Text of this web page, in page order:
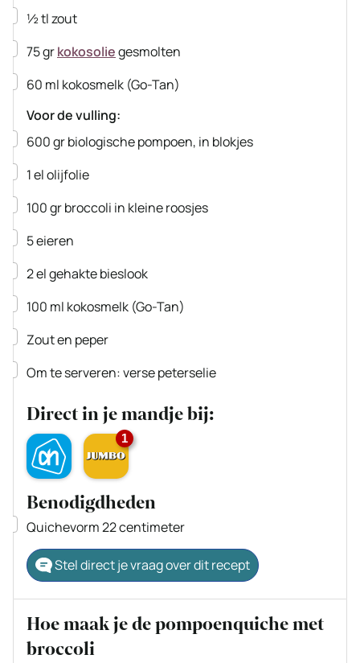
▢
½tlzout
▢
75grkokosoliegesmolten
▢
60 ml kokosmelk (Go-Tan)
Voor de vulling:
▢
600grbiologische pompoen, in blokjes
▢
1elolijfolie
▢
100grbroccoli in kleine roosjes
▢
5eieren
▢
2elgehakte bieslook
▢
100 ml kokosmelk (Go-Tan)
▢
Zout en peper
▢
Om te serveren: verse peterselie
Direct in je mandje bij:
1
Benodigdheden
▢
Quichevorm 22 centimeter
Stel direct je vraag over dit recept
Hoe maak je de pompoenquiche met
broccoli